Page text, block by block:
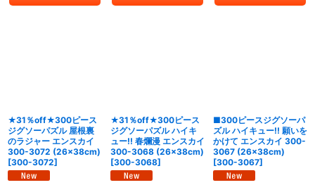
★31％off★300ピース
ジグソーパズル 屋根裏
のラジャー エンスカイ
300-3072 (26×38cm)
[300-3072]
★31％off★300ピース
ジグソーパズル ハイキ
ュー!! 春爛漫 エンスカイ
300-3068 (26×38cm)
[300-3068]
■300ピースジグソーパ
ズル ハイキュー!! 願いを
かけて エンスカイ 300-
3067 (26×38cm)
[300-3067]